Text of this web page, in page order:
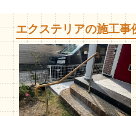
エクステリアの施工事